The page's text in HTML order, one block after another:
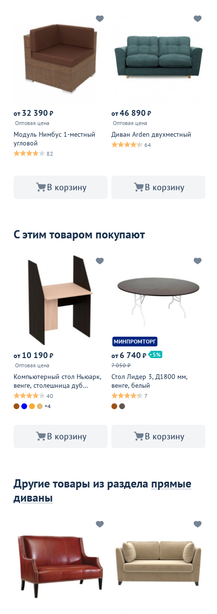
от 32 390 ₽
Оптовая цена
Модуль Нимбус 1-местный
угловой
82
В корзину
от46 890 ₽
Оптовая цена
Диван Arden двухместный
64
В корзину
С этим товаром покупают
от 10 190 ₽
Оптовая цена
Компьютерный стол Ньюарк,
венге, столешница дуб
молочный 40
+4
В корзину
МИНПРОМТОРГ
от 6 740 ₽
5
7 050 ₽
Стол Лидер 3, Д1800 мм,
венге, белый
7
В корзину
Другие товары из раздела прямые
диваны